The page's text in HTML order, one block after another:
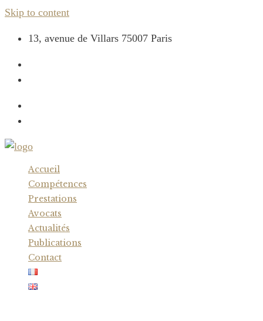
Skip to content
13, avenue de Villars 75007 Paris
Accueil
Compétences
Prestations
Avocats
Actualités
Publications
Contact